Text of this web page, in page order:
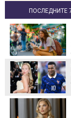
ПОСЛЕДНИТЕ